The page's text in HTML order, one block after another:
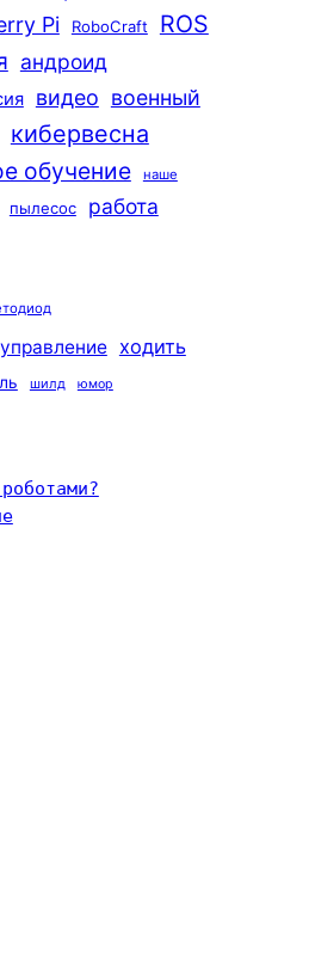
Pi RoboCraft ROS
андроид
видео военный
кибервесна
обучение наше
пылесос работа
управление ходить
шилд юмор